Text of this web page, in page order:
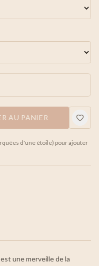
AU PANIER
d'une étoile) pour ajouter
une merveille de la